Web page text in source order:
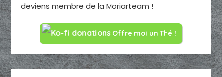
deviens membre de la Moriarteam !
Offre moi un Thé !